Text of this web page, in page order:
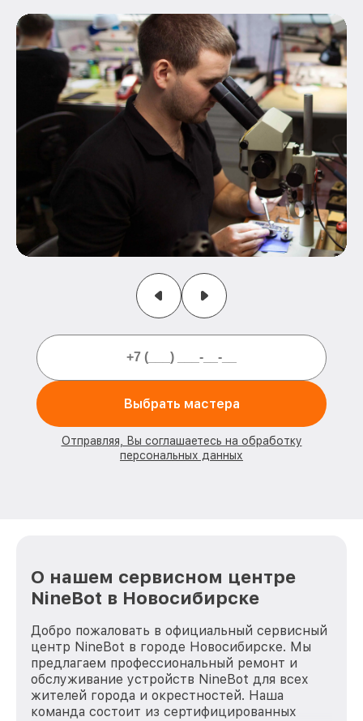
Выбрать мастера
Отправляя, Вы соглашаетесь на обработку
персональных данных
О нашем сервисном центре
NineBot в Новосибирске
Добро пожаловать в официальный сервисный
центр NineBot в городе Новосибирске. Мы
предлагаем профессиональный ремонт и
обслуживание устройств NineBot для всех
жителей города и окрестностей. Наша
команда состоит из сертифицированных